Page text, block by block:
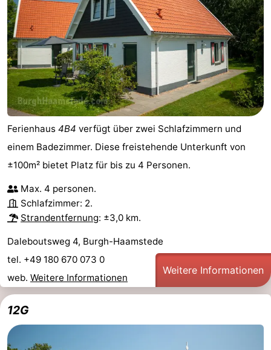
Ferienhaus 4B4 verfügt über zwei Schlafzimmern und
einem Badezimmer. Diese freistehende Unterkunft von
±100m² bietet Platz für bis zu 4 Personen.
Max. 4 personen.
Schlafzimmer: 2.
Strandentfernung: ±3,0 km.
Daleboutsweg 4, Burgh-Haamstede
tel. +49 180 670 073 0
web. Weitere Informationen
Weitere Informationen
12G